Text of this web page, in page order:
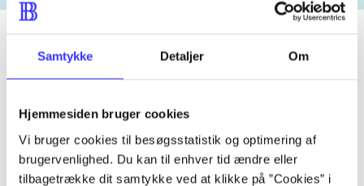
Samtykke Detaljer Om
Hjemmesiden bruger cookies
Vi bruger cookies til besøgsstatistik og optimering af
brugervenlighed. Du kan til enhver tid ændre eller
tilbagetrække dit samtykke ved at klikke på ”Cookies” i
Artiklen er en del af
lorem ipsum dolor sit amet ...
Tidsskrift